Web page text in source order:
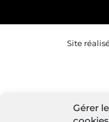
Gérer
Site